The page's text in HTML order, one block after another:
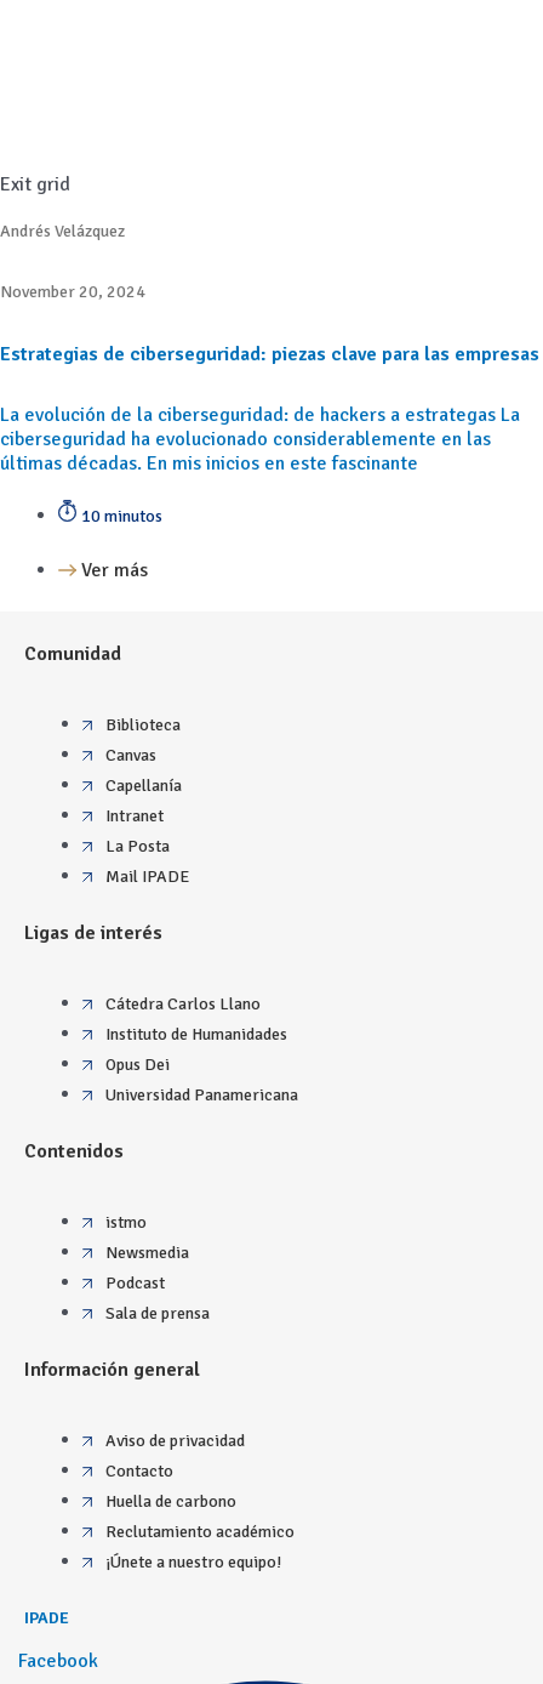
Exit grid
Andrés Velázquez
November 20, 2024
Estrategias de ciberseguridad: piezas clave para las empresas
La evolución de la ciberseguridad: de hackers a estrategas La
ciberseguridad ha evolucionado considerablemente en las
últimas décadas. En mis inicios en este fascinante
10 minutos
Ver más
Comunidad
Biblioteca
Canvas
Capellanía
Intranet
La Posta
Mail IPADE
Ligas de interés
Cátedra Carlos Llano
Instituto de Humanidades
Opus Dei
Universidad Panamericana
Contenidos
istmo
Newsmedia
Podcast
Sala de prensa
Información general
Aviso de privacidad
Contacto
Huella de carbono
Reclutamiento académico
¡Únete a nuestro equipo!
IPADE
Facebook